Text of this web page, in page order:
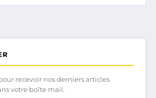
recevoir nos derniers articles
votre boîte mail.